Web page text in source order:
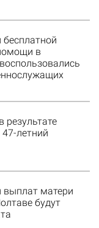
бесплатной
в
результате
летний
выплат матери
будут